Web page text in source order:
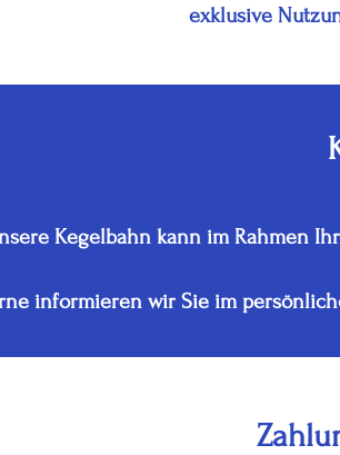
exklusive
Kegelbahn kann im Rahmen
informieren wir Sie im